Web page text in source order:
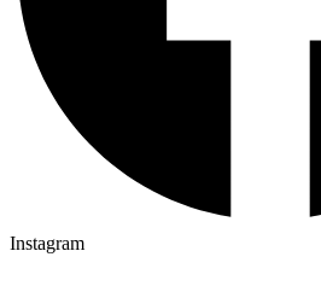
Instagram